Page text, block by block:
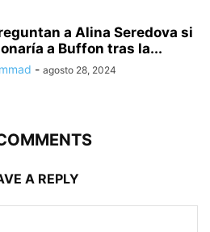
a Alina Seredova si
a Buffon tras la...
- agosto 28, 2024
A REPLY